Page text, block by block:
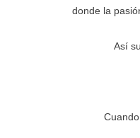
donde la
Así